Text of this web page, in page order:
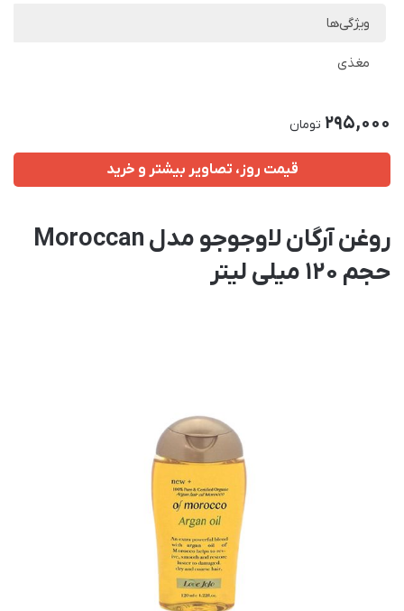
ویژگی‌ها
مغذی
295,000 تومان
قیمت روز، تصاویر بیشتر و خرید
روغن آرگان لاوجوجو مدل Moroccan
حجم 120 میلی لیتر